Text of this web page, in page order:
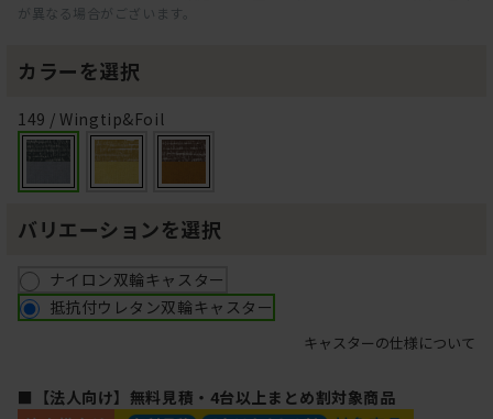
が異なる場合がございます。
カラーを選択
149 / Wingtip&Foil
バリエーションを選択
ナイロン双輪キャスター
抵抗付ウレタン双輪キャスター
キャスターの仕様について
■【法人向け】無料見積・4台以上まとめ割対象商品